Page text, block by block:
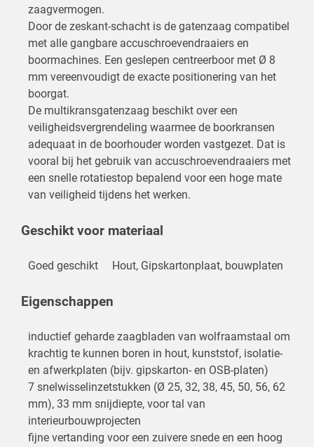
zaagvermogen.
Door de zeskant-schacht is de gatenzaag compatibel
met alle gangbare accuschroevendraaiers en
boormachines. Een geslepen centreerboor met Ø 8
mm vereenvoudigt de exacte positionering van het
boorgat.
De multikransgatenzaag beschikt over een
veiligheidsvergrendeling waarmee de boorkransen
adequaat in de boorhouder worden vastgezet. Dat is
vooral bij het gebruik van accuschroevendraaiers met
een snelle rotatiestop bepalend voor een hoge mate
van veiligheid tijdens het werken.
Geschikt voor materiaal
Goed geschikt Hout, Gipskartonplaat, bouwplaten
Eigenschappen
inductief geharde zaagbladen van wolfraamstaal om
krachtig te kunnen boren in hout, kunststof, isolatie-
en afwerkplaten (bijv. gipskarton- en OSB-platen)
7 snelwisselinzetstukken (Ø 25, 32, 38, 45, 50, 56, 62
mm), 33 mm snijdiepte, voor tal van
interieurbouwprojecten
fijne vertanding voor een zuivere snede en een hoog